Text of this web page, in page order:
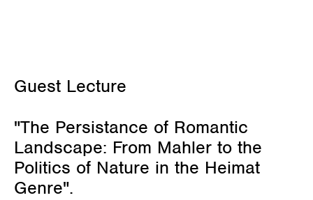
Guest Lecture
"The Persistance of Romantic
Landscape: From Mahler to the
Politics of Nature in the Heimat
Genre".